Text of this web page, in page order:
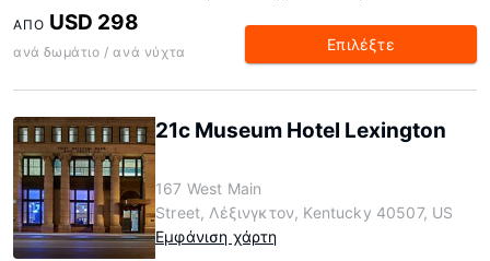
ΑΠΌ USD 298
ανά δωμάτιο / ανά νύχτα Επιλέξτε
21c Museum Hotel Lexington
167 West Main
Street, Λέξινγκτον, Kentucky 40507, US
Εμφάνιση χάρτη